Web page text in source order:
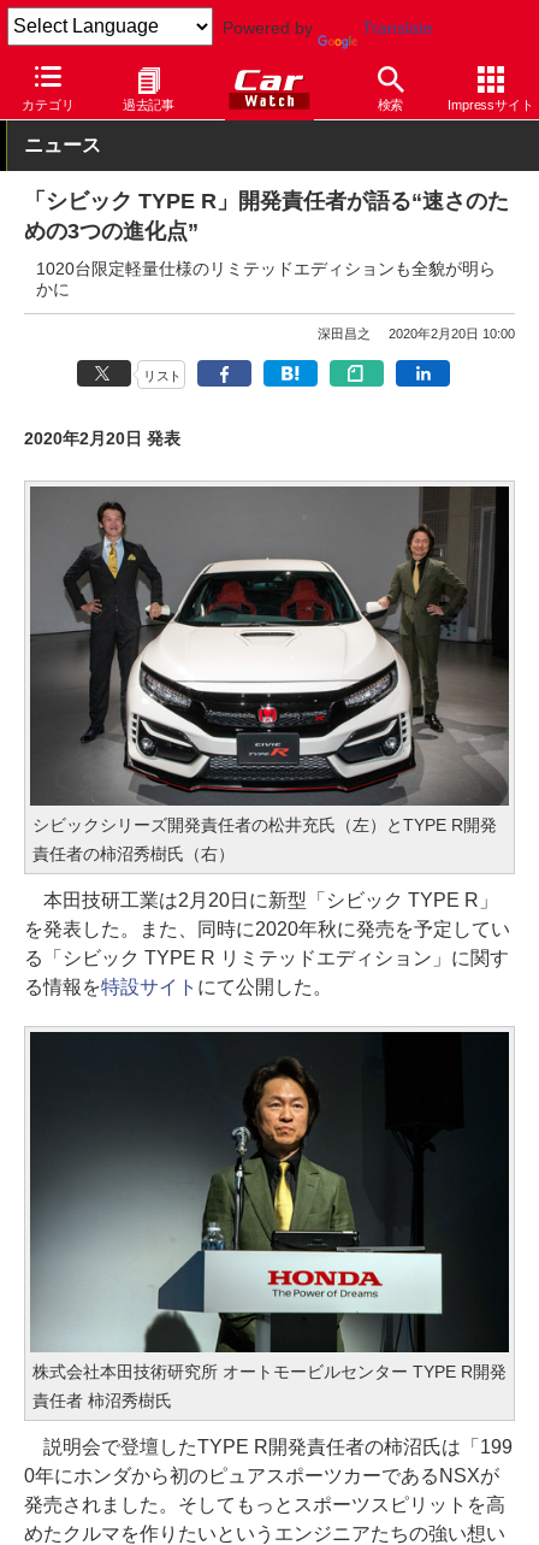
Powered by Translate
カテゴリ 過去記事 検索 Impressサイト
Car Watch 自動車 ホンダ CIVIC TYPE R
ニュース
「シビック TYPE R」開発責任者が語る“速さのた
めの3つの進化点”
1020台限定軽量仕様のリミテッドエディションも全貌が明ら
かに
深田昌之 2020年2月20日 10:00
リスト
2020年2月20日 発表
シビックシリーズ開発責任者の松井充氏（左）とTYPE R開発
責任者の柿沼秀樹氏（右）
本田技研工業は2月20日に新型「シビック TYPE R」
を発表した。また、同時に2020年秋に発売を予定してい
る「シビック TYPE R リミテッドエディション」に関す
る情報を特設サイト にて公開した。
株式会社本田技術研究所 オートモービルセンター TYPE R開発
責任者 柿沼秀樹氏
説明会で登壇したTYPE R開発責任者の柿沼氏は「199
0年にホンダから初のピュアスポーツカーであるNSXが
発売されました。そしてもっとスポーツスピリットを高
めたクルマを作りたいというエンジニアたちの強い想い